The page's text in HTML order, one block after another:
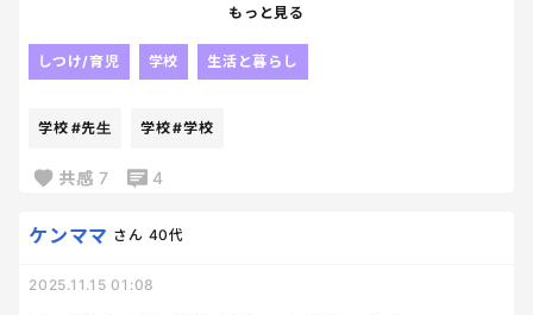
これが終わったら、PTAからは解放されます。笑
まじどーゆことやねん！！
言われたんだぞ！！
私はすぐにサインした！！
もっと見る
しつけ/育児 学校 生活と暮らし
学校 #先生 学校#学校
共感 7 4
ケンママ さん 40代
2025.11.15 01:08